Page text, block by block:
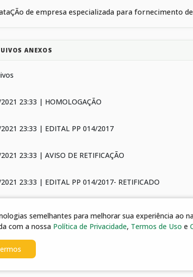
de empresa especializada para fornecimento
ANEXOS
23:33 | HOMOLOGAÇÃO
23:33 | EDITAL PP 014/2017
23:33 | AVISO DE RETIFICAÇÃO
23:33 | EDITAL PP 014/2017- RETIFICADO
semelhantes para melhorar sua experiência ao
com a nossa Política de Privacidade, Termos de Uso e